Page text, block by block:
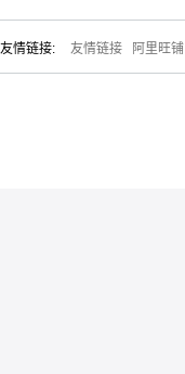
友情链接: 友情链接 阿里旺铺